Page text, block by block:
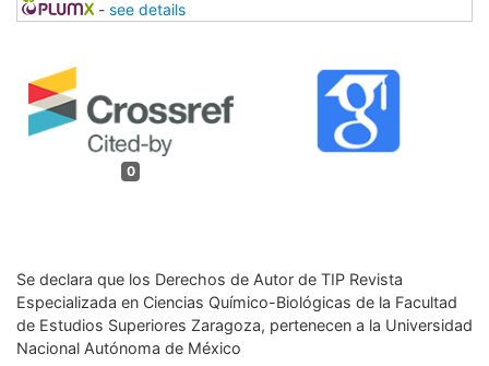
- see details
0
Se declara que los Derechos de Autor de TIP Revista
Especializada en Ciencias Químico-Biológicas de la Facultad
de Estudios Superiores Zaragoza, pertenecen a la Universidad
Nacional Autónoma de México